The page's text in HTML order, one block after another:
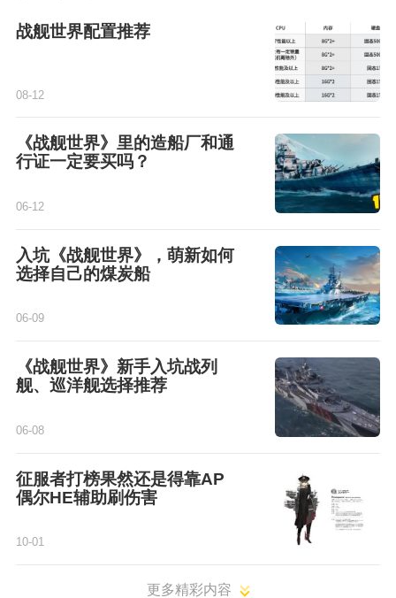
战舰世界配置推荐
08-12
《战舰世界》里的造船厂和通
行证一定要买吗？
06-12
入坑《战舰世界》，萌新如何
选择自己的煤炭船
06-09
《战舰世界》新手入坑战列
舰、巡洋舰选择推荐
06-08
征服者打榜果然还是得靠AP
偶尔HE辅助刷伤害
10-01
更多精彩内容